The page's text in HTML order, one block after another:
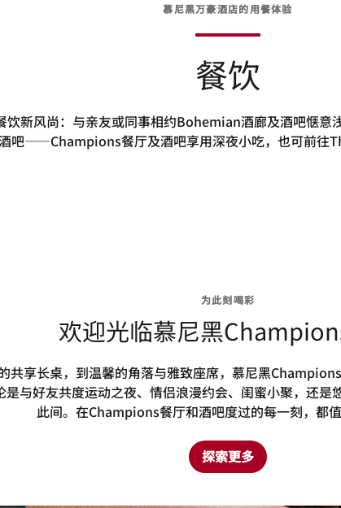
慕尼黑万豪酒店的用餐体验
餐饮
饮新风尚：与亲友或同事相约Bohemian酒廊及酒吧惬意
吧——Champions餐厅及酒吧享用深夜小吃，也可前往
为此刻喝彩
欢迎光临慕尼黑
共享长桌，到温馨的角落与雅致座席，慕尼黑
是与好友共度运动之夜、情侣浪漫约会、闺蜜小聚，还是
此间。在Champions餐厅和酒吧度过的每一刻，都值
探索更多